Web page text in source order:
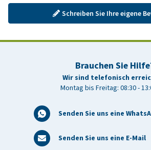
Schreiben Sie Ihre eigene
Brauchen Sie
Wir sind telefonisch
Montag bis Freitag: 08:30 -
Senden Sie uns eine
Senden Sie uns eine E-Mail